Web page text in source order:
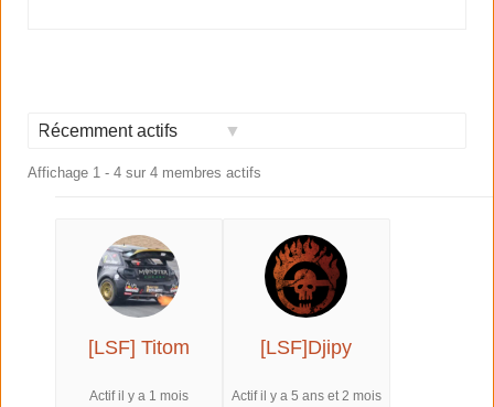
Afficher
Affichage 1 - 4 sur 4 membres actifs
[LSF] Titom
Actif il y a 1 mois
[LSF]Djipy
Actif il y a 5 ans et 2 mois